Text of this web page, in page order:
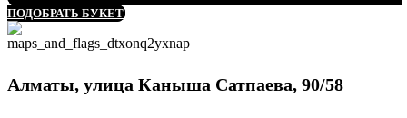
ПОДОБРАТЬ БУКЕТ
Алматы, улица Каныша Сатпаева, 90/58